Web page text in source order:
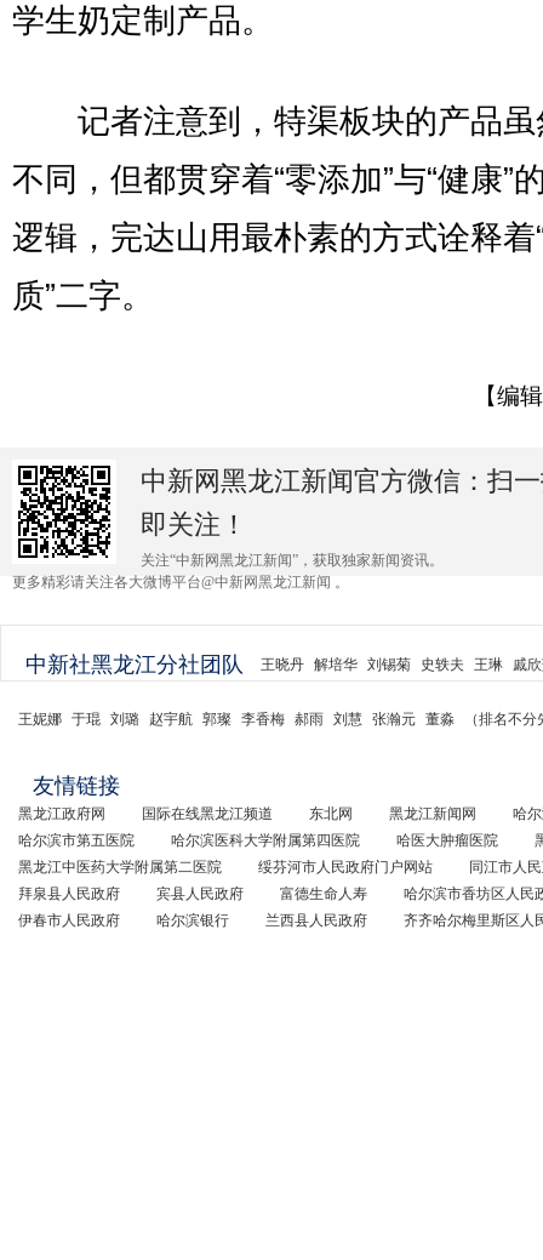
学生奶定制产品。
记者注意到，特渠板块的产品虽
不同，但都贯穿着“零添加”与“健康”
逻辑，完达山用最朴素的方式诠释着
质”二字。
【编
中新网黑龙江新闻官方微信：扫
即关注！
关注“中新网黑龙江新闻”，获取独家新闻资讯。
更多精彩请关注各大微博平台@中新网黑龙江新闻 。
中新社黑龙江分社团队 王晓丹 解培华 刘锡菊 史轶夫 王琳 戚
王妮娜 于琨 刘璐 赵宇航 郭璨 李香梅 郝雨 刘慧 张瀚元 董淼 （排名不
友情链接
黑龙江政府网 国际在线黑龙江频道 东北网 黑龙江新闻网
哈
哈尔滨市第五医院
哈尔滨医科大学附属第四医院 哈医大肿瘤医院
黑龙江中医药大学附属第二医院
绥芬河市人民政府门户网站
同江市人
拜泉县人民政府
宾县人民政府 富德生命人寿
哈尔滨市香坊区人民
伊春市人民政府
哈尔滨银行 兰西县人民政府 齐齐哈尔梅里斯区人